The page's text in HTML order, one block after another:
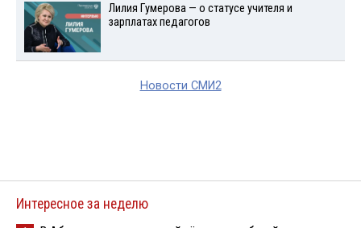
Лилия Гумерова — о статусе учителя и
зарплатах педагогов
Новости СМИ2
Интересное за неделю